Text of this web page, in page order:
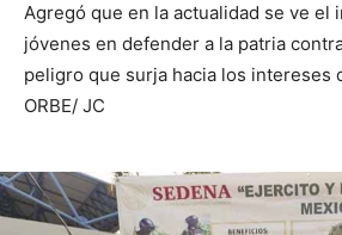
Agregó que en la actualidad se ve el
jóvenes en defender a la patria
peligro que surja hacia los intereses
ORBE/ JC